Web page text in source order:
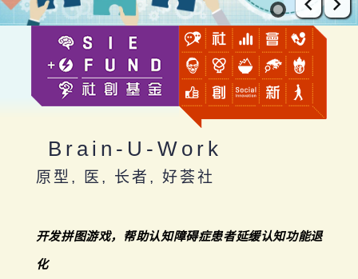
上一张
下
Brain-U-Work
原型, 医, 长者, 好荟社
开发拼图游戏，帮助认知障碍症患者延缓认知功能退
化